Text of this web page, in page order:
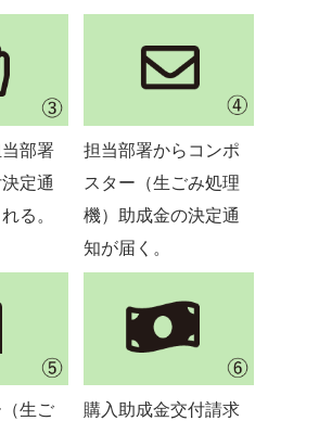
部署
定通
る。
担当部署からコンポ
スター（生ごみ処理
機）助成金の決定通
知が届く。
生ご
購入助成金交付請求